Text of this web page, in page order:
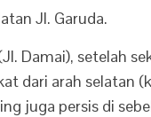
Jl. Garuda.
Damai), setelah
dari arah selatan
juga persis di